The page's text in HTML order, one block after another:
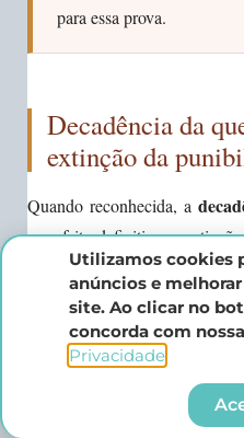
para essa prova.
Decadência da
extinção da
Quando reconhecida, a
um efeito definitivo: a
termos do art. 107, IV, do
Estado perde
específico — não há como
Esse efeito deve ser
mediante provocação. O artigo
Utilizamos cookies
anúncios e
site. Ao clicar no
concorda com nossa
Privacidade.​